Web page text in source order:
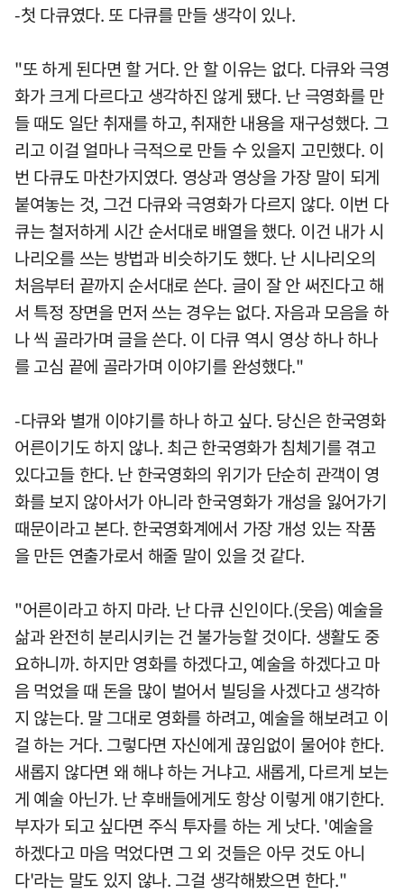
-첫 다큐였다. 또 다큐를 만들 생각이 있나.
"또 하게 된다면 할 거다. 안 할 이유는 없다. 다큐와 극영
화가 크게 다르다고 생각하진 않게 됐다. 난 극영화를 만
들 때도 일단 취재를 하고, 취재한 내용을 재구성했다. 그
리고 이걸 얼마나 극적으로 만들 수 있을지 고민했다. 이
번 다큐도 마찬가지였다. 영상과 영상을 가장 말이 되게
붙여놓는 것, 그건 다큐와 극영화가 다르지 않다. 이번 다
큐는 철저하게 시간 순서대로 배열을 했다. 이건 내가 시
나리오를 쓰는 방법과 비슷하기도 했다. 난 시나리오의
처음부터 끝까지 순서대로 쓴다. 글이 잘 안 써진다고 해
서 특정 장면을 먼저 쓰는 경우는 없다. 자음과 모음을 하
나 씩 골라가며 글을 쓴다. 이 다큐 역시 영상 하나 하나
를 고심 끝에 골라가며 이야기를 완성했다."
-다큐와 별개 이야기를 하나 하고 싶다. 당신은 한국영화
어른이기도 하지 않나. 최근 한국영화가 침체기를 겪고
있다고들 한다. 난 한국영화의 위기가 단순히 관객이 영
화를 보지 않아서가 아니라 한국영화가 개성을 잃어가기
때문이라고 본다. 한국영화계에서 가장 개성 있는 작품
을 만든 연출가로서 해줄 말이 있을 것 같다.
"어른이라고 하지 마라. 난 다큐 신인이다.(웃음) 예술을
삶과 완전히 분리시키는 건 불가능할 것이다. 생활도 중
요하니까. 하지만 영화를 하겠다고, 예술을 하겠다고 마
음 먹었을 때 돈을 많이 벌어서 빌딩을 사겠다고 생각하
지 않는다. 말 그대로 영화를 하려고, 예술을 해보려고 이
걸 하는 거다. 그렇다면 자신에게 끊임없이 물어야 한다.
새롭지 않다면 왜 해냐 하는 거냐고. 새롭게, 다르게 보는
게 예술 아닌가. 난 후배들에게도 항상 이렇게 얘기한다.
부자가 되고 싶다면 주식 투자를 하는 게 낫다. '예술을
하겠다고 마음 먹었다면 그 외 것들은 아무 것도 아니
다'라는 말도 있지 않나. 그걸 생각해봤으면 한다."